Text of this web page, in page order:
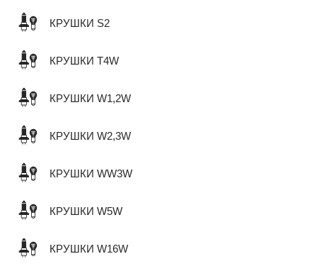
КРУШКИ S2
КРУШКИ T4W
КРУШКИ W1,2W
КРУШКИ W2,3W
КРУШКИ WW3W
КРУШКИ W5W
КРУШКИ W16W